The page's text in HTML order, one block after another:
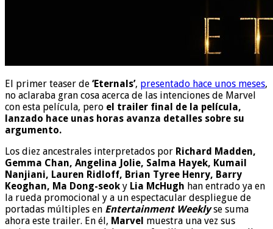
El primer teaser de ‘Eternals’, presentado hace unos meses,
no aclaraba gran cosa acerca de las intenciones de Marvel
con esta película, pero el trailer final de la película,
lanzado hace unas horas avanza detalles sobre su
argumento.
Los diez ancestrales interpretados por Richard Madden,
Gemma Chan, Angelina Jolie, Salma Hayek, Kumail
Nanjiani, Lauren Ridloff, Brian Tyree Henry, Barry
Keoghan, Ma Dong-seok y Lia McHugh han entrado ya en
la rueda promocional y a un espectacular despliegue de
portadas múltiples en Entertainment Weekly se suma
ahora este trailer. En él, Marvel muestra una vez sus